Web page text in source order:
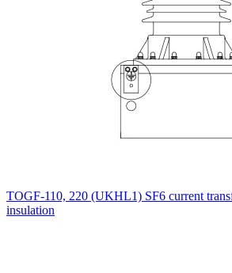
TOGF-110, 220 (UKHL1) SF6 current
insulation